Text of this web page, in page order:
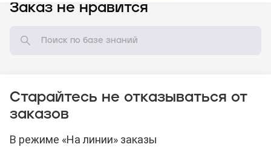
Заказ не нравится
Старайтесь не отказываться от
заказов
В режиме «На линии» заказы